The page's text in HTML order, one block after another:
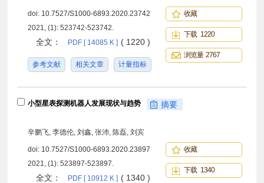
doi: 10.7527/S1000-6893.2020.23742
2021, (1): 523742-523742.
全文： PDF [ 14085 K ] ( 1220 )
参考文献 相关文章 计量指标
收藏
下载 1220
浏览量 2767
小型星表探测机器人发展现状与趋势 摘要
辛鹏飞, 李德伦, 刘鑫, 张沛, 陈磊, 刘宾
doi: 10.7527/S1000-6893.2020.23897
2021, (1): 523897-523897.
全文： PDF [ 10912 K ] ( 1340 )
收藏
下载 1340